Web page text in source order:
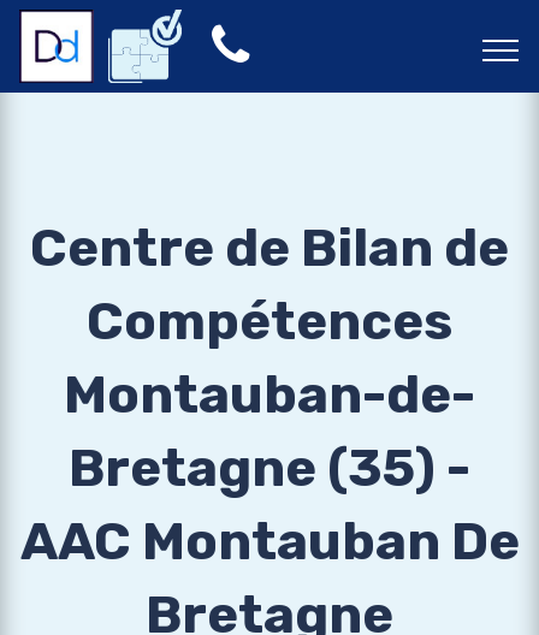
Centre de Bilan de
Compétences
Montauban-de-
Bretagne (35) -
AAC Montauban De
Bretagne